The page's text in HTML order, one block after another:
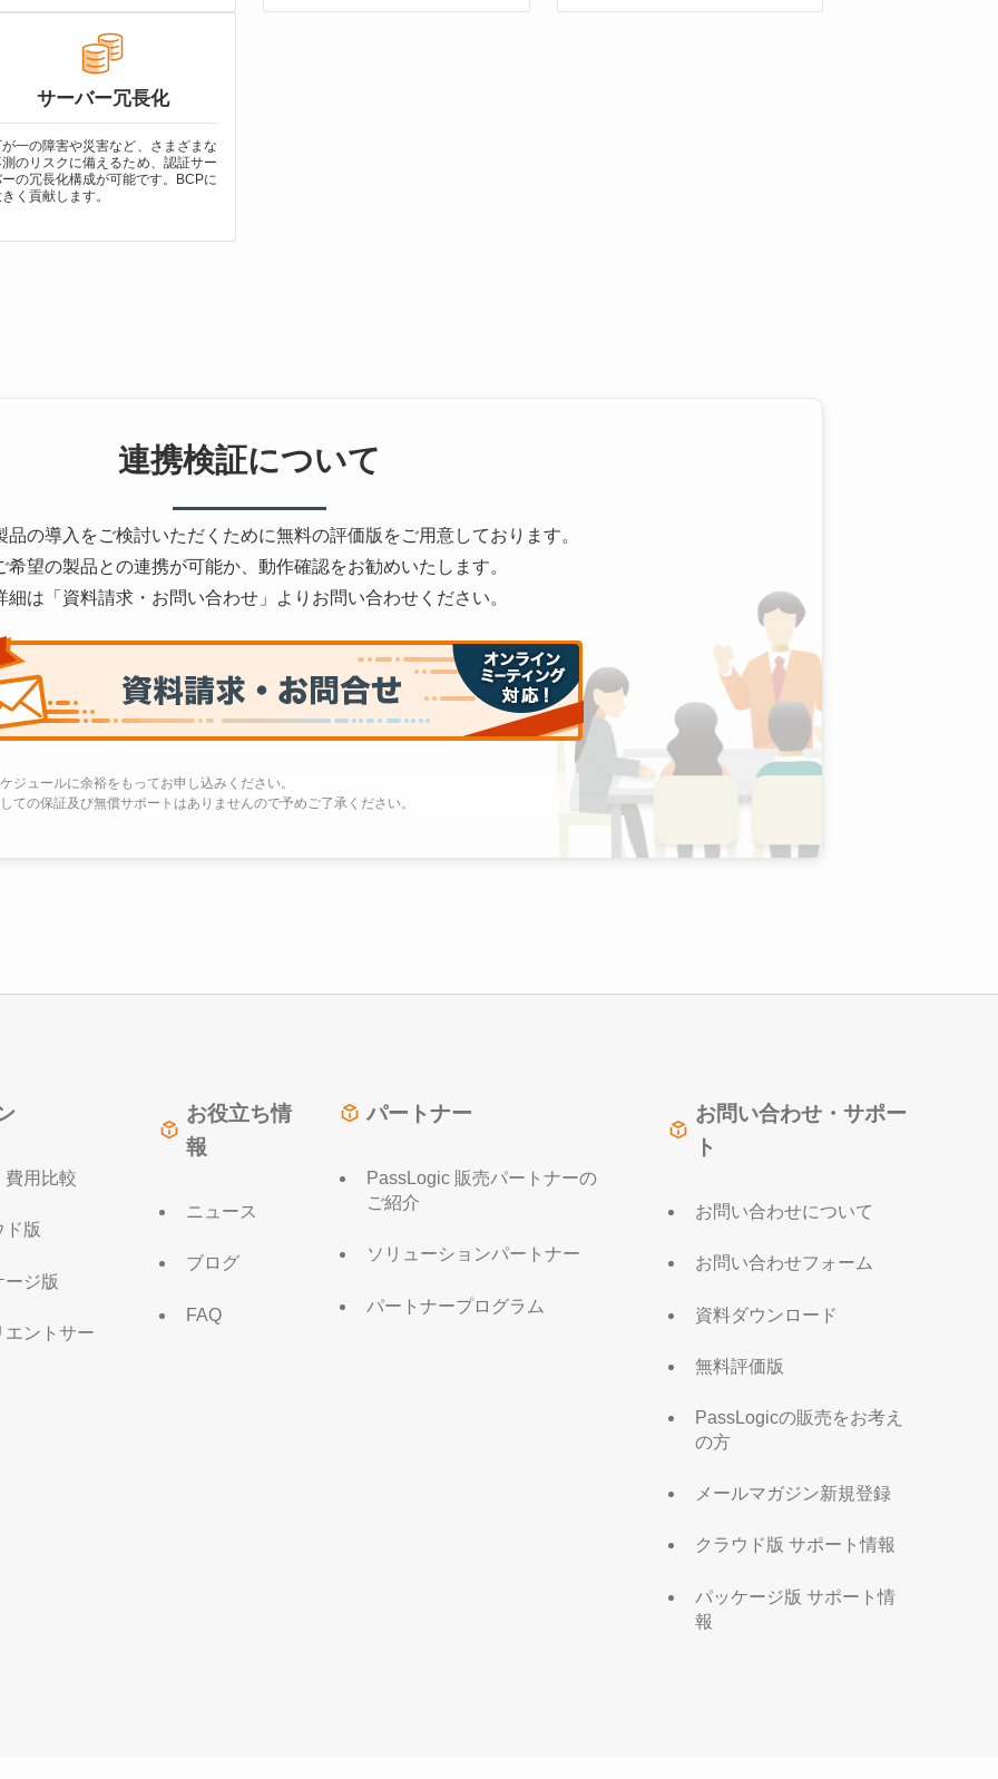
サーバー冗長化
一の障害や災害など、さまざまな
のリスクに備えるため、認証サー
の冗長化構成が可能です。BCPに
く貢献します。
連携検証について
品の導入をご検討いただくために無料の評価版をご用意しております。
希望の製品との連携が可能か、動作確認をお勧めいたします。
細は「資料請求・お問い合わせ」よりお問い合わせください。
ジュールに余裕をもってお申し込みください。
ての保証及び無償サポートはありませんので予めご了承ください。
費用比較
ド版
ージ版
エントサー
お役立ち情
報
ニュース
ブログ
FAQ
パートナー
PassLogic 販売パートナーの
ご紹介
ソリューションパートナー
パートナープログラム
お問い合わせ・サポー
ト
お問い合わせについて
お問い合わせフォーム
資料ダウンロード
無料評価版
PassLogicの販売をお考え
の方
メールマガジン新規登録
クラウド版 サポート情報
パッケージ版 サポート情
報